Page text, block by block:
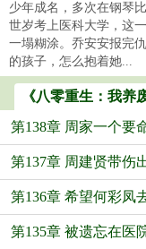
少年成名，多次在钢琴
世岁考上医科大学，这
一塌糊涂。乔安安报完
的孩子，怎么抱着她...
《八零重生：我养
第138章 周家一个要
第137章 周建贤带伤
第136章 希望何彩凤
第135章 被遗忘在医